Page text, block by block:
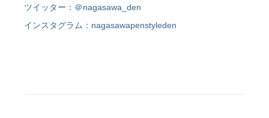
ツイッター：＠nagasawa_den
インスタグラム：nagasawapenstyleden